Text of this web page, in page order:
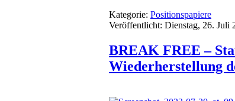
Kategorie: Positionspapiere
Veröffentlicht: Dienstag, 26. Juli
BREAK FREE –
Wiederherstellung